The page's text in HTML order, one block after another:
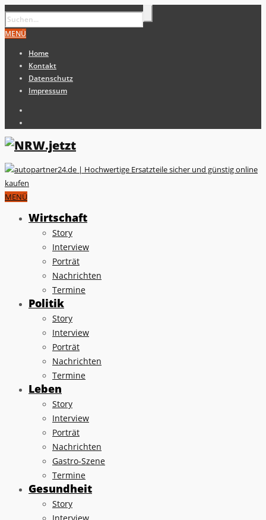
MENÜ
Home
Kontakt
Datenschutz
Impressum
MENÜ
Wirtschaft
Story
Interview
Porträt
Nachrichten
Termine
Politik
Story
Interview
Porträt
Nachrichten
Termine
Leben
Story
Interview
Porträt
Nachrichten
Gastro-Szene
Termine
Gesundheit
Story